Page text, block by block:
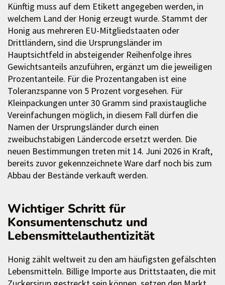
Künftig muss auf dem Etikett angegeben werden, in
welchem Land der Honig erzeugt wurde. Stammt der
Honig aus mehreren EU-Mitgliedstaaten oder
Drittländern, sind die Ursprungsländer im
Hauptsichtfeld in absteigender Reihenfolge ihres
Gewichtsanteils anzuführen, ergänzt um die jeweiligen
Prozentanteile. Für die Prozentangaben ist eine
Toleranzspanne von 5 Prozent vorgesehen. Für
Kleinpackungen unter 30 Gramm sind praxistaugliche
Vereinfachungen möglich, in diesem Fall dürfen die
Namen der Ursprungsländer durch einen
zweibuchstabigen Ländercode ersetzt werden. Die
neuen Bestimmungen treten mit 14. Juni 2026 in Kraft,
bereits zuvor gekennzeichnete Ware darf noch bis zum
Abbau der Bestände verkauft werden.
Wichtiger Schritt für
Konsumentenschutz und
Lebensmittelauthentizität
Honig zählt weltweit zu den am häufigsten gefälschten
Lebensmitteln. Billige Importe aus Drittstaaten, die mit